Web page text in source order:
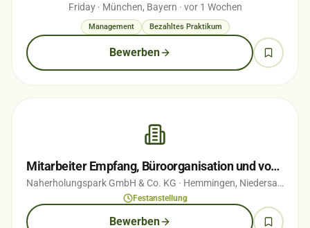
Friday· München, Bayern · vor 1 Wochen
Management Bezahltes Praktikum
Bewerben
Mitarbeiter Empfang, Büroorganisation und vorbereitende Buchhaltung (m/w/d)
Naherholungspark GmbH & Co. KG · Hemmingen, Niedersachsen
Festanstellung
Bewerben